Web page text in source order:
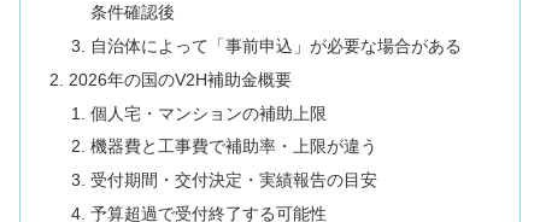
条件確認後
自治体によって「事前申込」が必要な場合がある
2026年の国のV2H補助金概要
個人宅・マンションの補助上限
機器費と工事費で補助率・上限が違う
受付期間・交付決定・実績報告の目安
予算超過で受付終了する可能性